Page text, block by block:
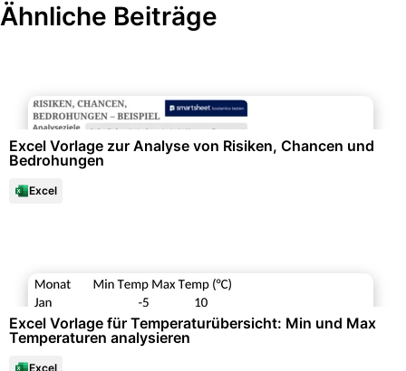
Ähnliche Beiträge
Excel Vorlage zur Analyse von Risiken, Chancen und
Bedrohungen
Excel
Excel Vorlage für Temperaturübersicht: Min und Max
Temperaturen analysieren
Excel